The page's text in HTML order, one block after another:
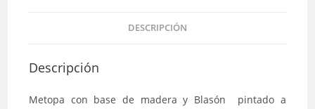
DESCRIPCIÓN
Descripción
Metopa con base de madera y Blasón pintado a